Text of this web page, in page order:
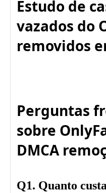
Estudo de
vazados do
removidos
Perguntas
sobre
DMCA
Q1. Quanto